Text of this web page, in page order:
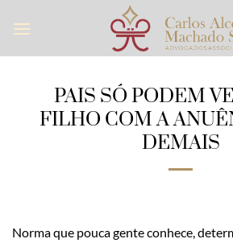
PAIS SÓ PODEM
FILHO COM A
DEMAIS
Norma que pouca gente conhece,